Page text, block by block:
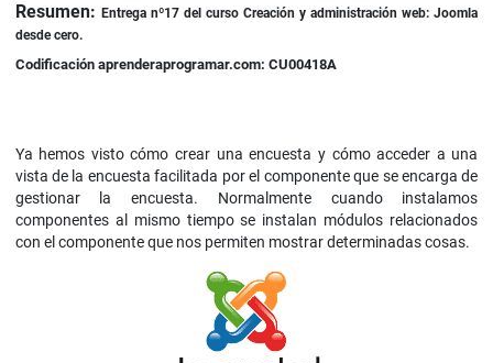
Resumen: Entrega nº17 del curso Creación y administración web: Joomla
desde cero.
Codificación aprenderaprogramar.com: CU00418A
Ya hemos visto cómo crear una encuesta y cómo acceder a una
vista de la encuesta facilitada por el componente que se encarga de
gestionar la encuesta. Normalmente cuando instalamos
componentes al mismo tiempo se instalan módulos relacionados
con el componente que nos permiten mostrar determinadas cosas.